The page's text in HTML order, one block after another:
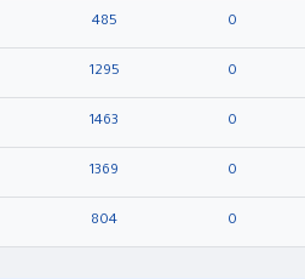
0
485
0
1295
0
1463
0
1369
0
804